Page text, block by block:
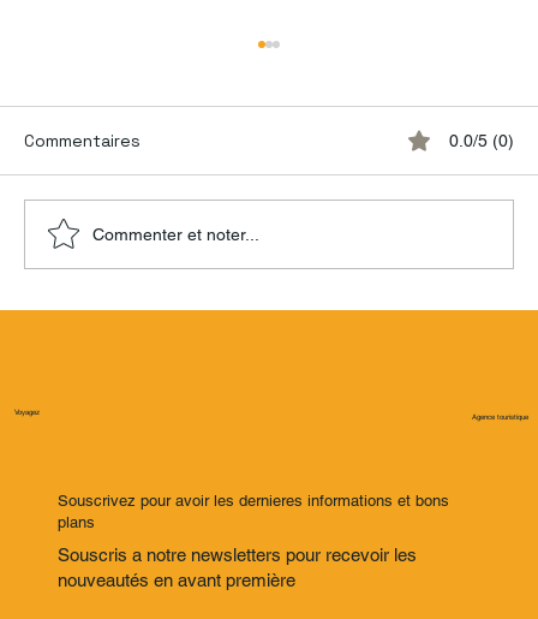
Commentaires 0.0/5 (0)
Commenter et noter...
Voyagez
Souscrivez pour avoir les dernieres informations et bons
plans
Souscris a notre newsletters pour recevoir les
nouveautés en avant première
Agence touristique